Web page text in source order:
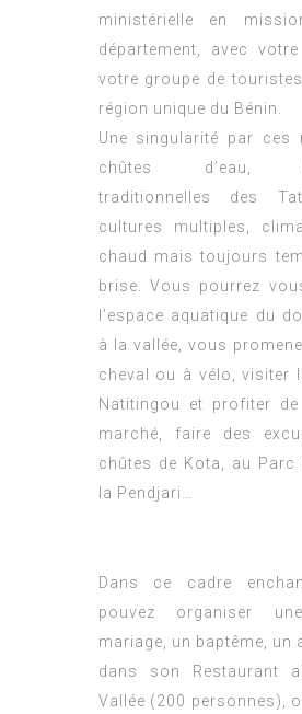
ministérielle en
département, avec
votre groupe de
région unique du Bénin.
Une singularité par ces
chûtes d’eau,
traditionnelles des
cultures multiples,
chaud mais toujours
brise. Vous pourrez
l’espace aquatique du
à la vallée, vous
cheval ou à vélo, visiter
Natitingou et profiter
marché, faire des
chûtes de Kota, au Parc
la Pendjari…
Dans ce cadre
pouvez organiser
mariage, un baptême, un
dans son Restaurant
Vallée (200 personnes),